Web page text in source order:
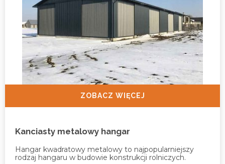
ZOBACZ WIĘCEJ
Kanciasty metalowy hangar
Hangar kwadratowy metalowy to najpopularniejszy
rodzaj hangaru w budowie konstrukcji rolniczych.